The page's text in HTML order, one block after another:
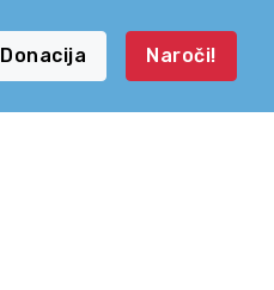
Donacija Naroči!